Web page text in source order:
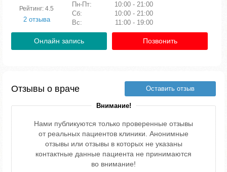
Рейтинг: 4.5
2 отзыва
Пн-Пт:
10:00 - 21:00
Сб:
10:00 - 21:00
Вс:
11:00 - 19:00
Онлайн запись Позвонить
Отзывы о враче Оставить отзыв
Внимание!
Нами публикуются только проверенные отзывы
от реальных пациентов клиники. Анонимные
отзывы или отзывы в которых не указаны
контактные данные пациента не принимаются
во внимание!